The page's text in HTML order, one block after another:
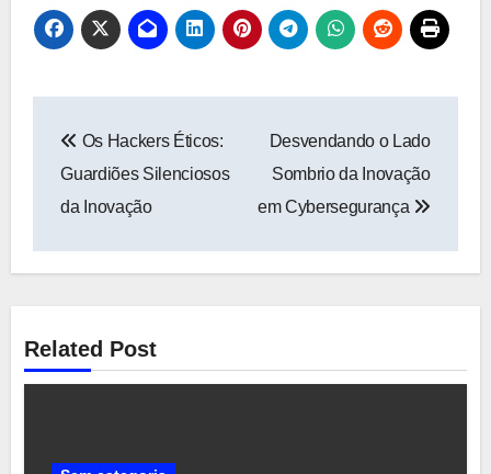
de
Post
Os Hackers Éticos:
Guardiões Silenciosos
da Inovação
Desvendando o Lado
Sombrio da Inovação
em Cybersegurança
Related Post